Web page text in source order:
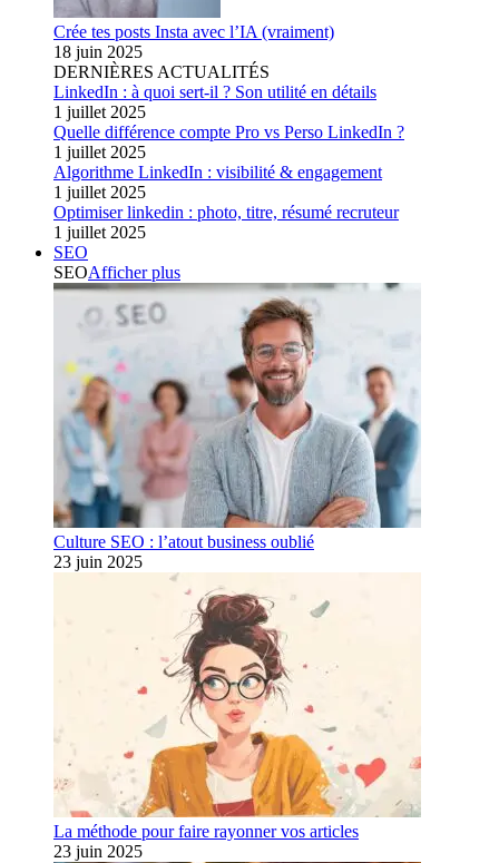
Crée tes posts Insta avec l’IA (vraiment)
18 juin 2025
DERNIÈRES ACTUALITÉS
LinkedIn : à quoi sert-il ? Son utilité en détails
1 juillet 2025
Quelle différence compte Pro vs Perso LinkedIn ?
1 juillet 2025
Algorithme LinkedIn : visibilité & engagement
1 juillet 2025
Optimiser linkedin : photo, titre, résumé recruteur
1 juillet 2025
SEO
SEOAfficher plus
Culture SEO : l’atout business oublié
23 juin 2025
La méthode pour faire rayonner vos articles
23 juin 2025